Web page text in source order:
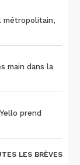
métropolitain,
main dans la
prend
LES BRÈVES